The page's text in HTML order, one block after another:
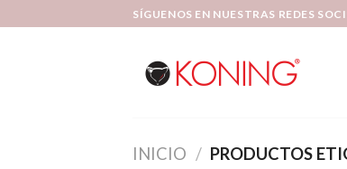
SÍGUENOS EN NUESTRAS REDES
INICIO / PRODUCTOS